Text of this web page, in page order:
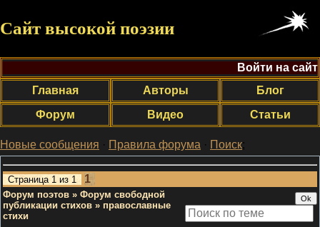
Сайт высокой поэзии
Войти на сайт
Главная
Авторы
Блог
Форум
Видео Статьи
Новые сообщения · Правила форума · Поиск;
Страница 1 из 1 1
Форум поэтов » Форум свободной
публикации стихов » православные
стихи